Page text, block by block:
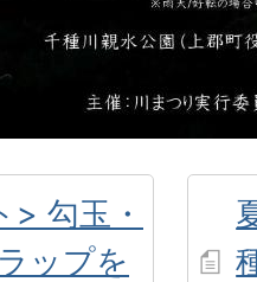
勾玉・
ップを